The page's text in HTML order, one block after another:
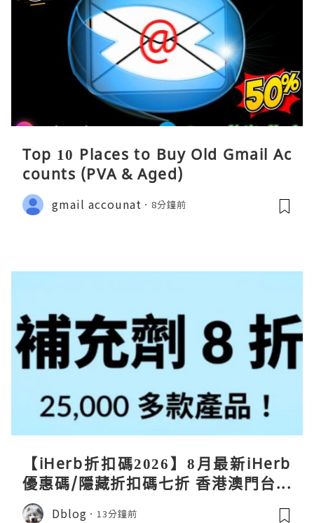
Top 10 Places to Buy Old Gmail Ac
counts (PVA & Aged)
gmail accounat 8分鐘前
【iHerb折扣碼2026】8月最新iHerb
優惠碼/隱藏折扣碼七折 香港澳門台灣
新加坡iherb code 30％ off
Dblog 13分鐘前